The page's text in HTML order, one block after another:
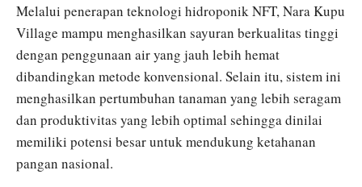
Melalui penerapan teknologi hidroponik NFT, Nara Kupu
Village mampu menghasilkan sayuran berkualitas tinggi
dengan penggunaan air yang jauh lebih hemat
dibandingkan metode konvensional. Selain itu, sistem ini
menghasilkan pertumbuhan tanaman yang lebih seragam
dan produktivitas yang lebih optimal sehingga dinilai
memiliki potensi besar untuk mendukung ketahanan
pangan nasional.